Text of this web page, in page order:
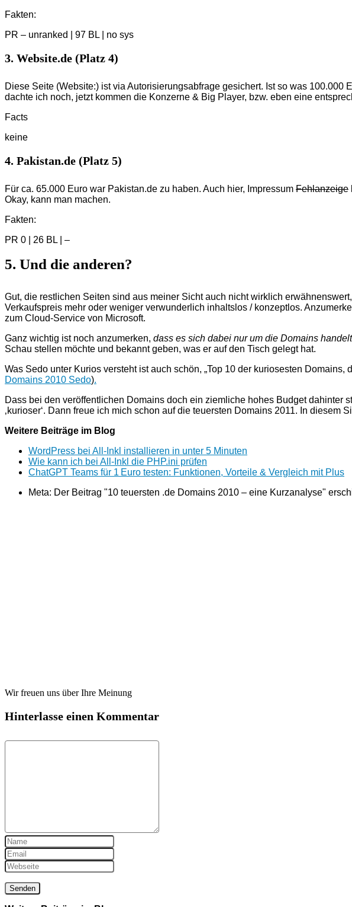
Fakten:
PR – unranked | 97 BL | no sys
3. Website.de (Platz 4)
Diese Seite (Website:) ist via Autorisierungsabfrage gesichert. Ist so was
dachte ich noch, jetzt kommen die Konzerne & Big Player, bzw. eben eine
Facts
keine
4. Pakistan.de (Platz 5)
Für ca. 65.000 Euro war Pakistan.de zu haben. Auch hier, Impressum Fehlanzeige
Okay, kann man machen.
Fakten:
PR 0 | 26 BL | –
5. Und die anderen?
Gut, die restlichen Seiten sind aus meiner Sicht auch nicht wirklich
Verkaufspreis mehr oder weniger verwunderlich inhaltslos / konzeptlos.
zum Cloud-Service von Microsoft.
Ganz wichtig ist noch anzumerken, dass es sich dabei nur um die Domains
Schau stellen möchte und bekannt geben, was er auf den Tisch gelegt hat.
Was Sedo unter Kurios versteht ist auch schön, „Top 10 der kuriosesten
Domains 2010 Sedo).
Dass bei den veröffentlichen Domains doch ein ziemliche hohes Budget dahinter
‚kurioser‘. Dann freue ich mich schon auf die teuersten Domains 2011. In diesem
Weitere Beiträge im Blog
WordPress bei All-Inkl installieren in unter 5 Minuten
Wie kann ich bei All-Inkl die PHP.ini prüfen
ChatGPT Teams für 1 Euro testen: Funktionen, Vorteile & Vergleich mit Plus
Meta: Der Beitrag "10 teuersten .de Domains 2010 – eine Kurzanalyse"
Wir freuen uns über Ihre Meinung
Hinterlasse einen Kommentar